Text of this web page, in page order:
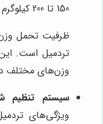
150 تا 200 کیلوگرم دارند.
ظرفیت تحمل وزن
تردمیل است. این
وزن‌های مختلف
سیستم تنظیم
ویژگی‌های